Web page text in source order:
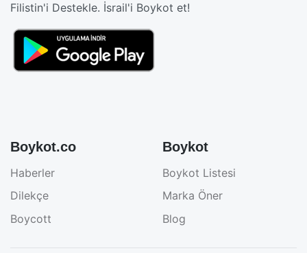
Filistin'i Destekle. İsrail'i Boykot et!
Boykot.co
Haberler
Dilekçe
Boycott
Boykot
Boykot Listesi
Marka Öner
Blog